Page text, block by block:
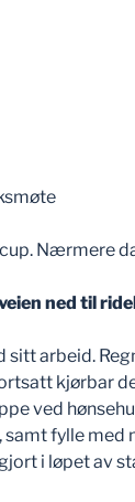
Nærmere
ned til
sitt arbeid.
kjørbar
ved
fylle med
i løpet av